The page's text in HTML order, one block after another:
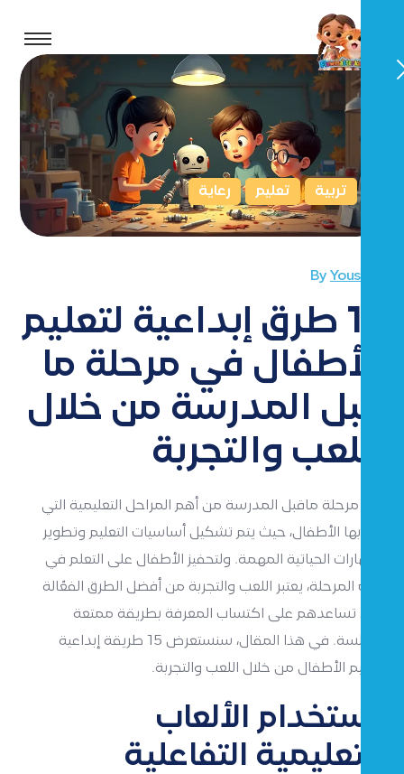
تربية تعليم رعاية
By Youssef
15 طرق إبداعية لتعليم
الأطفال في مرحلة ما
قبل المدرسة من خلال
اللعب والتجربة
تعد مرحلة ماقبل المدرسة من أهم المراحل التعليمية التي
يمر بها الأطفال، حيث يتم تشكيل أساسيات التعليم وتطوير
المهارات الحياتية المهمة. ولتحفيز الأطفال على التعلم في
هذه المرحلة، يعتبر اللعب والتجربة من أفضل الطرق الفعّالة
التي تساعدهم على اكتساب المعرفة بطريقة ممتعة
وسلسة. في هذا المقال، سنستعرض 15 طريقة إبداعية
لتعليم الأطفال من خلال اللعب والتجربة.
استخدام الألعاب
التعليمية التفاعلية